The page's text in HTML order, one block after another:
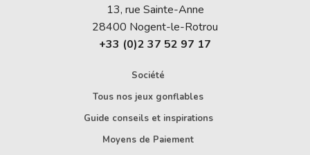
13, rue Sainte-Anne
28400 Nogent-le-Rotrou
+33 (0)2 37 52 97 17
Société
Tous nos jeux gonflables
Guide conseils et inspirations
Moyens de Paiement